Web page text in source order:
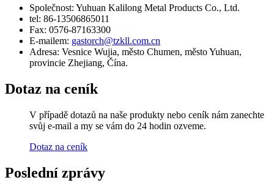
Společnost: Yuhuan Kalilong Metal Products Co., Ltd.
tel: 86-13506865011
Fax: 0576-87163300
E-mailem: gastorch@tzkll.com.cn
Adresa: Vesnice Wujia, město Chumen, město Yuhuan,
provincie Zhejiang, Čína.
Dotaz na ceník
V případě dotazů na naše produkty nebo ceník nám zanechte
svůj e-mail a my se vám do 24 hodin ozveme.
Dotaz na ceník
Poslední zprávy